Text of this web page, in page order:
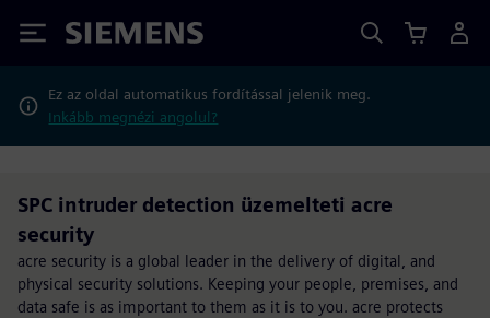
Siemens
Ez az oldal automatikus fordítással jelenik meg.
Inkább megnézi angolul?
SPC intruder detection üzemelteti acre
security
acre security is a global leader in the delivery of digital, and
physical security solutions. Keeping your people, premises, and
data safe is as important to them as it is to you. acre protects